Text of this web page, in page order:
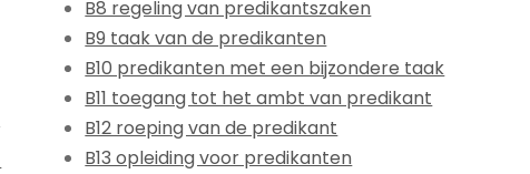
B8 regeling van predikantszaken
B9 taak van de predikanten
B10 predikanten met een bijzondere taak
B11 toegang tot het ambt van predikant
B12 roeping van de predikant
B13 opleiding voor predikanten